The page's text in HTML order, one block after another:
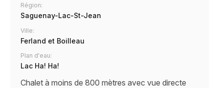
Région:
Saguenay-Lac-St-Jean
Ville:
Ferland et Boilleau
Plan d'eau:
Lac Ha! Ha!
Chalet à moins de 800 mètres avec vue directe